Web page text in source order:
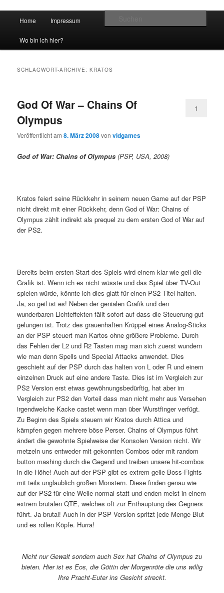
vidgames.de
Zum Inhalt wechseln
Zum sekundären Inhalt wechseln
Home Impressum
Wo bin ich hier?
SCHLAGWORT-ARCHIVE:KRATOS
God Of War – Chains Of
Olympus
Veröffentlicht am8. März 2008vonvidgames
1
God of War: Chains of Olympus (PSP, USA, 2008)
Kratos feiert seine Rückkehr in seinem neuen Game auf der PSP
nicht direkt mit einer Rückkehr, denn God of War: Chains of
Olympus zählt indirekt als prequel zu dem ersten God of War auf
der PS2.
Bereits beim ersten Start des Spiels wird einem klar wie geil die
Grafik ist. Wenn ich es nicht wüsste und das Spiel über TV-Out
spielen würde, könnte ich dies glatt für einen PS2 Titel halten.
Ja, so geil ist es! Neben der genialen Grafik und den
wunderbaren Lichteffekten fällt sofort auf dass die Steuerung gut
gelungen ist. Trotz des grauenhaften Krüppel eines Analog-Sticks
an der PSP steuert man Kartos ohne größere Probleme. Durch
das Fehlen der L2 und R2 Tasten mag man sich zuerst wundern
wie man denn Spells und Special Attacks anwendet. Dies
geschieht auf der PSP durch das halten von L oder R und einem
einzelnen Druck auf eine andere Taste. Dies ist im Vergleich zur
PS2 Version erst etwas gewöhnungsbedürftig, hat aber im
Vergleich zur PS2 den Vorteil dass man nicht mehr aus Versehen
irgendwelche Kacke castet wenn man über Wurstfinger verfügt.
Zu Beginn des Spiels steuern wir Kratos durch Attica und
kämpfen gegen mehrere böse Perser. Chains of Olympus führt
ändert die gewohnte Spielweise der Konsolen Version nicht. Wir
metzeln uns entweder mit gekonnten Combos oder mit random
button mashing durch die Gegend und treiben unsere hit-combos
in die Höhe! Auch auf der PSP gibt es extrem geile Boss-Fights
mit teils unglaublich großen Monstern. Diese finden genau wie
auf der PS2 für eine Weile normal statt und enden meist in einem
extrem brutalen QTE, welches oft zur Enthauptung des Gegners
führt. Ja brutal! Auch in der PSP Version spritzt jede Menge Blut
und es rollen Köpfe. Hurra!
Nicht nur Gewalt sondern auch Sex hat Chains of Olympus zu
bieten. Hier ist es Eos, die Göttin der Morgenröte die uns willig
Ihre Pracht-Euter ins Gesicht streckt.